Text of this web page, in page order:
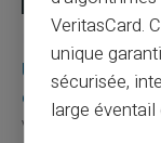
Une carte
existe ?
Vous avez tapé
VeritasCard.
unique
sécurisée,
large éventail